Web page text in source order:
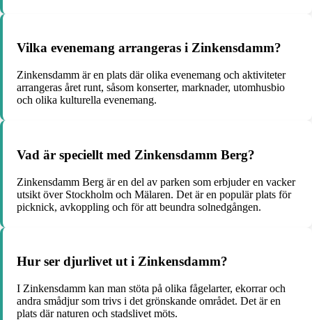
Vilka evenemang arrangeras i Zinkensdamm?
Zinkensdamm är en plats där olika evenemang och aktiviteter
arrangeras året runt, såsom konserter, marknader, utomhusbio
och olika kulturella evenemang.
Vad är speciellt med Zinkensdamm Berg?
Zinkensdamm Berg är en del av parken som erbjuder en vacker
utsikt över Stockholm och Mälaren. Det är en populär plats för
picknick, avkoppling och för att beundra solnedgången.
Hur ser djurlivet ut i Zinkensdamm?
I Zinkensdamm kan man stöta på olika fågelarter, ekorrar och
andra smådjur som trivs i det grönskande området. Det är en
plats där naturen och stadslivet möts.